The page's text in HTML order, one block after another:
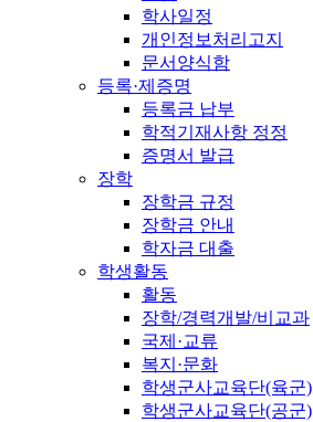
학사일정
개인정보처리고지
문서양식함
등록·제증명
등록금 납부
학적기재사항 정정
증명서 발급
장학
장학금 규정
장학금 안내
학자금 대출
학생활동
활동
장학/경력개발/비교과
국제·교류
복지·문화
학생군사교육단(육군)
학생군사교육단(공군)